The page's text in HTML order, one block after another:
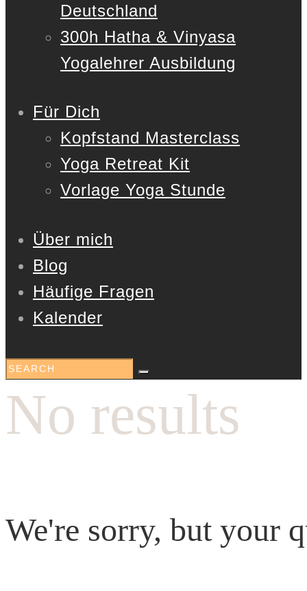
Deutschland
300h Hatha & Vinyasa
Yogalehrer Ausbildung
Für Dich
Kopfstand Masterclass
Yoga Retreat Kit
Vorlage Yoga Stunde
Über mich
Blog
Häufige Fragen
Kalender
No results
We're sorry, but your